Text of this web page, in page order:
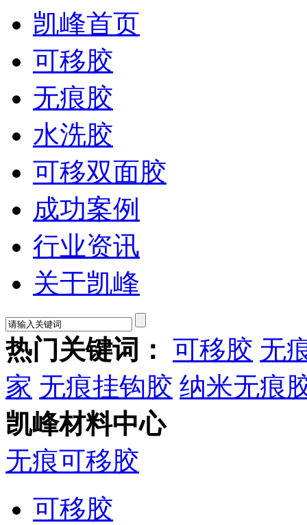
凯峰首页
可移胶
无痕胶
水洗胶
可移双面胶
成功案例
行业资讯
关于凯峰
热门关键词： 可移胶 无
家 无痕挂钩胶 纳米无痕
凯峰材料中心
无痕可移胶
可移胶